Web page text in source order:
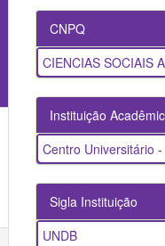
CNPQ
CIENCIAS SOCIAIS
Instituição
Centro Universitário -
Sigla Instituição
UNDB